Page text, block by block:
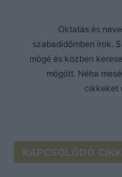
Oktatás és
szabadidőmben írok.
mögé és közben
mögött. Néha
cikkeket
KAPCSOLÓDÓ